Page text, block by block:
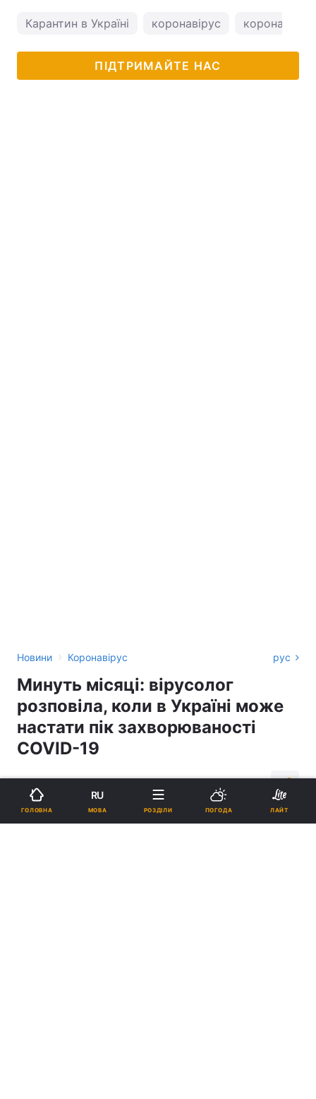
Карантин в Україні коронавірус коронавірус
ПІДТРИМАЙТЕ НАС
Новини › Коронавірус рус
Минуть місяці: вірусолог
розповіла, коли в Україні може
настати пік захворюваності
COVID-19
Підпишіться на нас в Google
ГОЛОВНА
RU
МОВА РОЗДІЛИ ПОГОДА ЛАЙТ